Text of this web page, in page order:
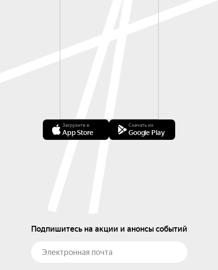
Загрузите в
App Store
Скачать из
Google Play
Подпишитесь на акции и анонсы событий